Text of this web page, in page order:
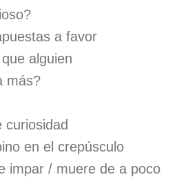
a favor
alguien
más?
curiosidad
en el crepúsculo
impar / muere de a poco